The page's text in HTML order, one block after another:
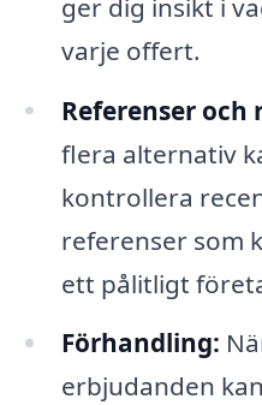
ger dig insikt i
varje offert.
Referenser och
flera alternativ
kontrollera
referenser som
ett pålitligt
Förhandling:
erbjudanden